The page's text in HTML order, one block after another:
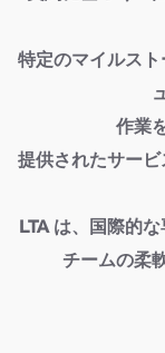
特定のマイルス
作業
提供されたサー
LTA は、国際的
チームの柔